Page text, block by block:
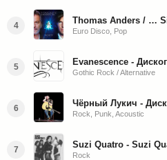
4
Euro Disco, Pop
5 Evanescence -
Gothic Rock / Alternative
6 Чёрный Лукич -
Rock, Punk, Acoustic
7
Rock